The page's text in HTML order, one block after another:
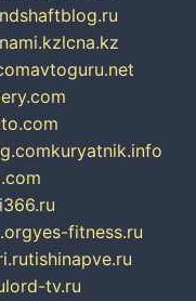
lcna.kz
avtoguru.net
kuryatnik.info
yes-fitness.ru
tishinapve.ru
lord-tv.ru